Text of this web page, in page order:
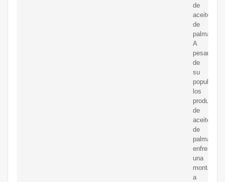
de
aceite
de
palma.
A
pesar
de
su
los
de
aceite
de
palma
enfrentan
una
monta?
a